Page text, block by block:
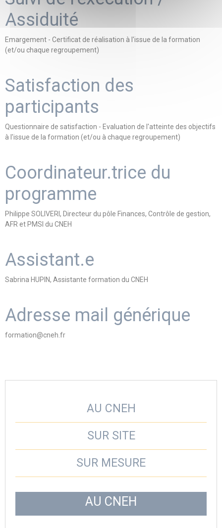
Assiduité
Emargement - Certificat de réalisation à l'issue de la formation
(et/ou chaque regroupement)
Satisfaction des
participants
Questionnaire de satisfaction - Evaluation de l'atteinte des objectifs
à l'issue de la formation (et/ou à chaque regroupement)
Coordinateur.trice du
programme
Philippe SOLIVERI, Directeur du pôle Finances, Contrôle de gestion,
AFR et PMSI du CNEH
Assistant.e
Sabrina HUPIN, Assistante formation du CNEH
Adresse mail générique
formation@cneh.fr
AU CNEH
SUR SITE
SUR MESURE
AU CNEH